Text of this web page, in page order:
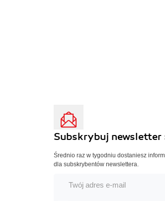
Subskrybuj newsletter
Średnio raz w tygodniu dostaniesz
dla subskrybentów newslettera.